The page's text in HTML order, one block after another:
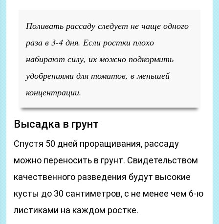
Поливать рассаду следует не чаще одного
раза в 3-4 дня. Если ростки плохо
набирают силу, их можно подкормить
удобрениями для томатов, в меньшей
концентрации.
Высадка в грунт
Спустя 50 дней проращивания, рассаду
можно переносить в грунт. Свидетельством
качественного разведения будут высокие
кусты до 30 сантиметров, с не менее чем 6-ю
листиками на каждом ростке.